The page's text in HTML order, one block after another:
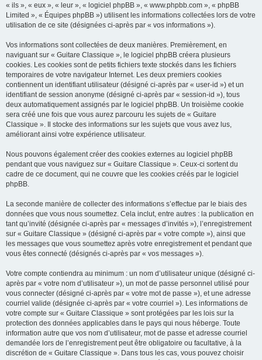
« ils », « eux », « leur », « logiciel phpBB », « www.phpbb.com », « phpBB
Limited », « Équipes phpBB ») utilisent les informations collectées lors de votre
utilisation de ce site (désignées ci-après par « vos informations »).
Vos informations sont collectées de deux manières. Premièrement, en
naviguant sur « Guitare Classique », le logiciel phpBB créera plusieurs
cookies. Les cookies sont de petits fichiers texte stockés dans les fichiers
temporaires de votre navigateur Internet. Les deux premiers cookies
contiennent un identifiant utilisateur (désigné ci-après par « user-id ») et un
identifiant de session anonyme (désigné ci-après par « session-id »), tous
deux automatiquement assignés par le logiciel phpBB. Un troisième cookie
sera créé une fois que vous aurez parcouru les sujets de « Guitare
Classique ». Il stocke des informations sur les sujets que vous avez lus,
améliorant ainsi votre expérience utilisateur.
Nous pouvons également créer des cookies externes au logiciel phpBB
pendant que vous naviguez sur « Guitare Classique ». Ceux-ci sortent du
cadre de ce document, qui ne couvre que les cookies créés par le logiciel
phpBB.
La seconde manière de collecter des informations s’effectue par le biais des
données que vous nous soumettez. Cela inclut, entre autres : la publication en
tant qu’invité (désignée ci-après par « messages d’invités »), l’enregistrement
sur « Guitare Classique » (désigné ci-après par « votre compte »), ainsi que
les messages que vous soumettez après votre enregistrement et pendant que
vous êtes connecté (désignés ci-après par « vos messages »).
Votre compte contiendra au minimum : un nom d’utilisateur unique (désigné ci-
après par « votre nom d’utilisateur »), un mot de passe personnel utilisé pour
vous connecter (désigné ci-après par « votre mot de passe »), et une adresse
courriel valide (désignée ci-après par « votre courriel »). Les informations de
votre compte sur « Guitare Classique » sont protégées par les lois sur la
protection des données applicables dans le pays qui nous héberge. Toute
information autre que vos nom d’utilisateur, mot de passe et adresse courriel
demandée lors de l’enregistrement peut être obligatoire ou facultative, à la
discrétion de « Guitare Classique ». Dans tous les cas, vous pouvez choisir